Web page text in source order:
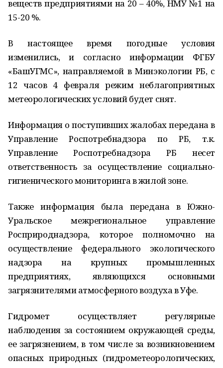
веществ предприятиями на 20 – 40%, НМУ №1 на
15-20 %.
В настоящее время погодные условия
изменились, и согласно информации ФГБУ
«БашУГМС», направляемой в Минэкологии РБ, с
12 часов 4 февраля режим неблагоприятных
метеорологических условий будет снят.
Информация о поступивших жалобах передана в
Управление Роспотребнадзора по РБ, т.к.
Управление Роспотребнадзора РБ несет
ответственность за осуществление социально-
гигиенического мониторинга в жилой зоне.
Также информация была передана в Южно-
Уральское межрегиональное управление
Росприроднадзора, которое полномочно на
осуществление федерального экологического
надзора на крупных промышленных
предприятиях, являющихся основными
загрязнителями атмосферного воздуха в Уфе.
Гидромет осуществляет регулярные
наблюдения за состоянием окружающей среды,
ее загрязнением, в том числе за возникновением
опасных природных (гидрометеорологических,